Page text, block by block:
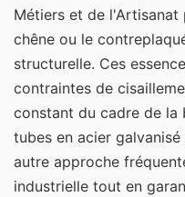
Métiers et de
chêne ou le
structurelle. Ces
contraintes de
constant du cadre de
tubes en acier
autre approche
industrielle tout en